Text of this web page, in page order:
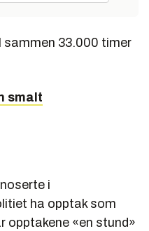
33.000 timer
smalt
i
ha opptak som
opptakene «en stund»